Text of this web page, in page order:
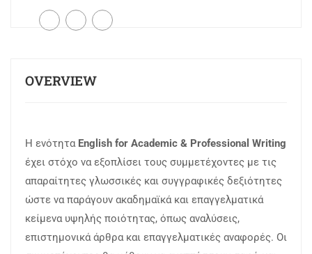
OVERVIEW
Η ενότητα English for Academic & Professional Writing
έχει στόχο να εξοπλίσει τους συμμετέχοντες με τις
απαραίτητες γλωσσικές και συγγραφικές δεξιότητες
ώστε να παράγουν ακαδημαϊκά και επαγγελματικά
κείμενα υψηλής ποιότητας, όπως αναλύσεις,
επιστημονικά άρθρα και επαγγελματικές αναφορές. Οι